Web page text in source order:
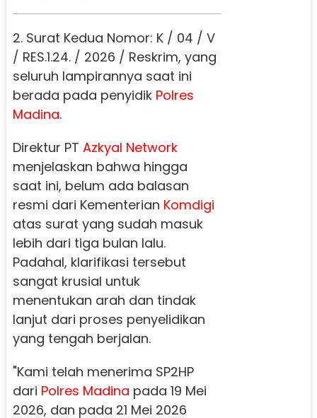
2. Surat Kedua Nomor: K / 04 / V
/ RES.1.24. / 2026 / Reskrim, yang
seluruh lampirannya saat ini
berada pada penyidik Polres
Madina.
Direktur PT Azkyal Network
menjelaskan bahwa hingga
saat ini, belum ada balasan
resmi dari Kementerian Komdigi
atas surat yang sudah masuk
lebih dari tiga bulan lalu.
Padahal, klarifikasi tersebut
sangat krusial untuk
menentukan arah dan tindak
lanjut dari proses penyelidikan
yang tengah berjalan.
"Kami telah menerima SP2HP
dari Polres Madina pada 19 Mei
2026, dan pada 21 Mei 2026